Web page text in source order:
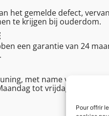
Pour offrir
het gemelde defect,
te krijgen bij ouderdom.
een garantie van 24
met name voor de
tot vrijdag van 08.30